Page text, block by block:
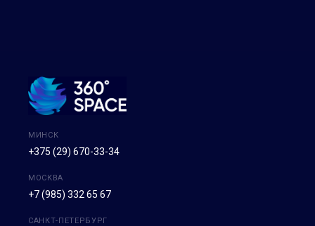
МИНСК
+375 (29) 670-33-34
МОСКВА
+7 (985) 332 65 67
САНКТ-ПЕТЕРБУРГ